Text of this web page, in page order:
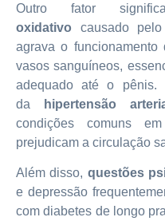
Outro fator
oxidativo causado
agrava o
vasos sanguíneos,
adequado até o pênis.
da
hipertensão
condições comuns
prejudicam a circulação
Além disso, questões
e depressão
com diabetes de longo